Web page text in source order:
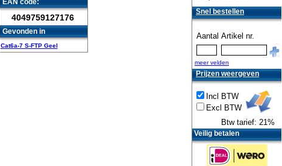
4049759127176
Gevonden in
Cat6a-7 S-FTP Geel
Snel bestellen
Aantal Artikel nr.
meer velden
Prijzen weergeven
Incl BTW
Excl BTW
Btw tarief: 21%
Veilig betalen